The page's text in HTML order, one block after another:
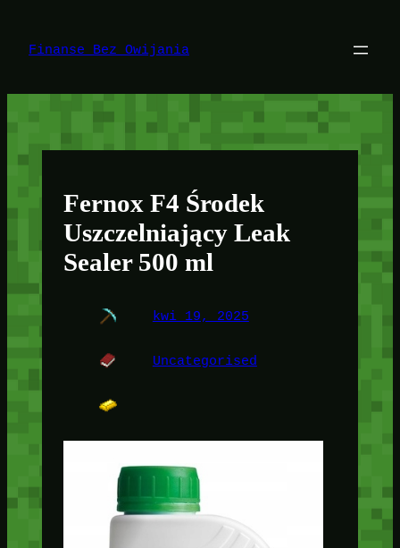
treści
Finanse Bez Owijania
Fernox F4 Środek
Uszczelniający Leak
Sealer 500 ml
kwi 19, 2025
Uncategorised